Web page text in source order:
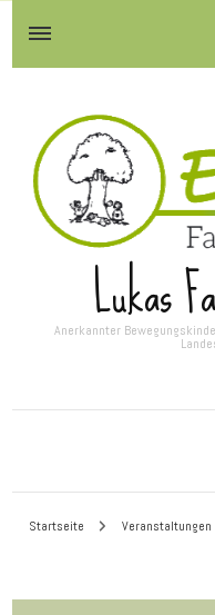
Lukas
Anerkannter
Startseite Veranstaltungen